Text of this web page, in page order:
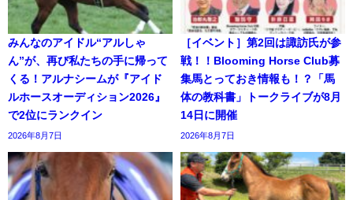
みんなのアイドル“アルしゃ
ん”が、再び私たちの手に帰って
くる！アルナシームが『アイド
ルホースオーディション2026』
で2位にランクイン
2026年8月7日
［イベント］第2回は諏訪氏が参
戦！！Blooming Horse Club募
集馬とっておき情報も！？「馬
体の教科書」トークライブが8月
14日に開催
2026年8月7日